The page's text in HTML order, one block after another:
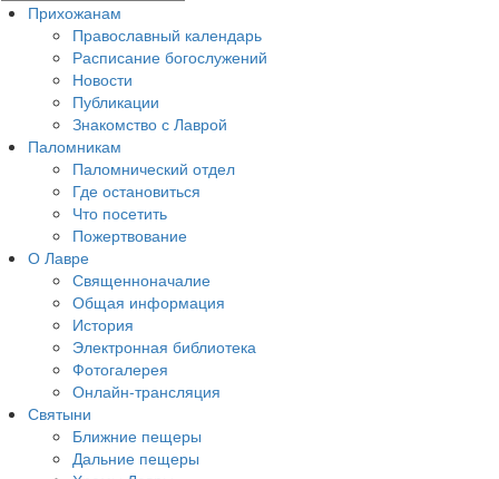
Прихожанам
Православный календарь
Расписание богослужений
Новости
Публикации
Знакомство с Лаврой
Паломникам
Паломнический отдел
Где остановиться
Что посетить
Пожертвование
О Лавре
Священноначалие
Общая информация
История
Электронная библиотека
Фотогалерея
Онлайн-трансляция
Святыни
Ближние пещеры
Дальние пещеры